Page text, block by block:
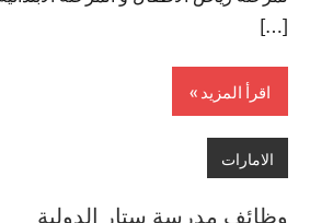
[…]
اقرأ المزيد
الامارات
وظائف مدرسة ستار الدولية